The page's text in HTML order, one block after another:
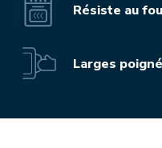
Résiste au
Larges